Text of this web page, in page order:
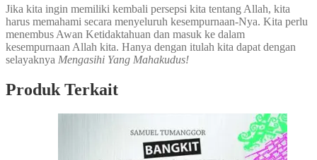
Jika kita ingin memiliki kembali persepsi kita tentang Allah, kita
harus memahami secara menyeluruh kesempurnaan-Nya. Kita perlu
menembus Awan Ketidaktahuan dan masuk ke dalam
kesempurnaan Allah kita. Hanya dengan itulah kita dapat dengan
selayaknya Mengasihi Yang Mahakudus!
Produk Terkait